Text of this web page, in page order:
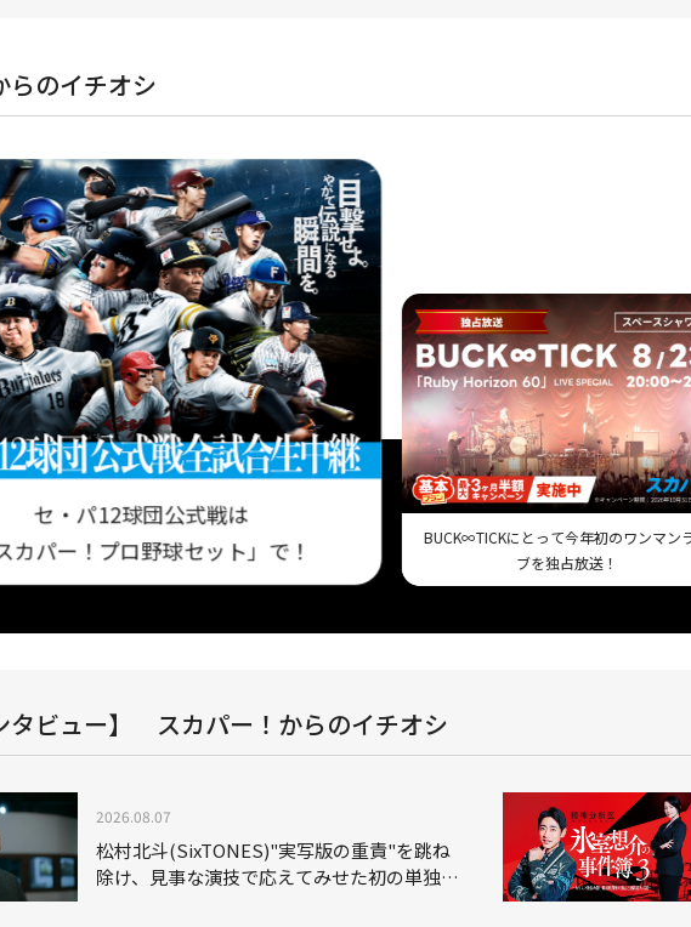
らのイチオシ
セ・パ12球団公式戦は
カパー！プロ野球セット」で！
BUCK∞TICKにとって今年初のワンマン
ブを独占放送！
タビュー】 スカパー！からのイチオシ
2026.08.07
松村北斗(SixTONES)"実写版の重責"を跳ね
除け、見事な演技で応えてみせた初の単独主